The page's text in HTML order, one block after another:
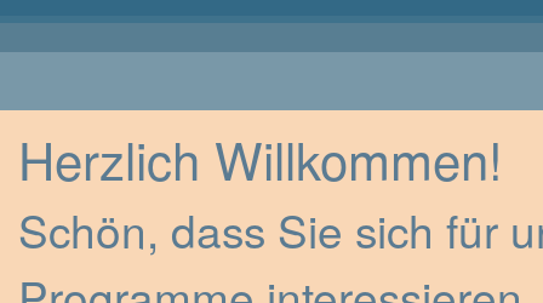
Herzlich Willkommen!
Schön, dass Sie sich für